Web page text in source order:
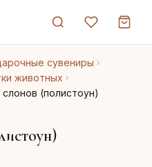
сувениры
животных
слонов (полистоун)